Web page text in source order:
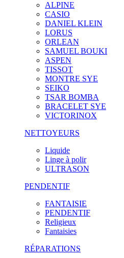
ALPINE
CASIO
DANIEL KLEIN
LORUS
ORLEAN
SAMUEL BOUKI
ASPEN
TISSOT
MONTRE SYE
SEIKO
TSAR BOMBA
BRACELET SYE
VICTORINOX
NETTOYEURS
Liquide
Linge à polir
ULTRASON
PENDENTIF
FANTAISIE
PENDENTIF
Religieux
Fantaisies
RÉPARATIONS